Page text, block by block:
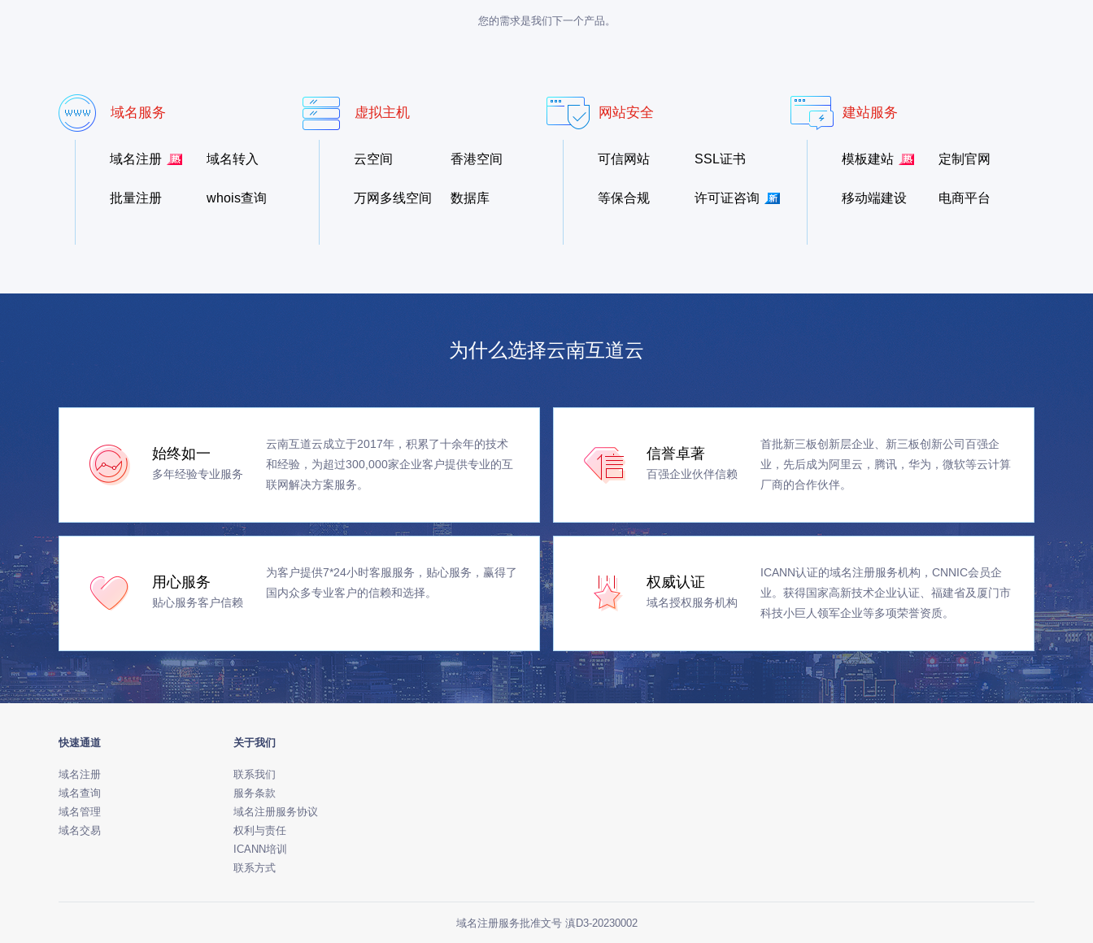
您的需求是我们下一个产品。
域名服务
域名注册 域名转入
批量注册 whois查询
虚拟主机
云空间 香港空间
万网多线空间 数据库
网站安全
可信网站 SSL证书
等保合规 许可证咨询
建站服务
模板建站 定制官网
移动端建设 电商平台
为什么选择云南互道云
始终如一
多年经验专业服务
云南互道云成立于2017年，积累了十余年的技术
和经验，为超过300,000家企业客户提供专业的互
联网解决方案服务。
信誉卓著
百强企业伙伴信赖
首批新三板创新层企业、新三板创新公司百强企
业，先后成为阿里云，腾讯，华为，微软等云计算
厂商的合作伙伴。
用心服务
贴心服务客户信赖
为客户提供7*24小时客服服务，贴心服务，赢得了
国内众多专业客户的信赖和选择。
权威认证
域名授权服务机构
ICANN认证的域名注册服务机构，CNNIC会员企
业。获得国家高新技术企业认证、福建省及厦门市
科技小巨人领军企业等多项荣誉资质。
快速通道
域名注册
域名查询
域名管理
域名交易
关于我们
联系我们
服务条款
域名注册服务协议
权利与责任
ICANN培训
联系方式
域名注册服务批准文号 滇D3-20230002